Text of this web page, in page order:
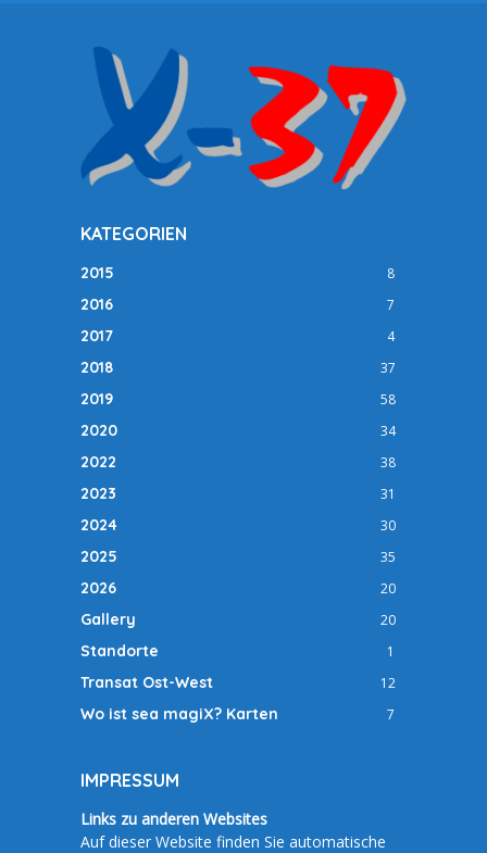
KATEGORIEN
2015 8
2016 7
2017 4
2018 37
2019 58
2020 34
2022 38
2023 31
2024 30
2025 35
2026 20
Gallery 20
Standorte 1
Transat Ost-West 12
Wo ist sea magiX? Karten 7
IMPRESSUM
Links zu anderen Websites
Auf dieser Website finden Sie automatische